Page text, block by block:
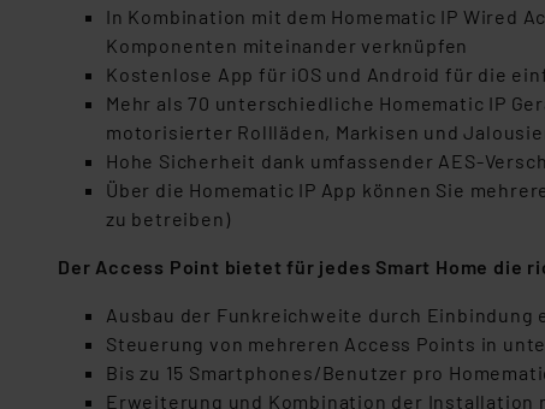
In Kombination mit dem Homematic IP Wired
Komponenten miteinander verknüpfen
Kostenlose App für iOS und Android für die
Mehr als 70 unterschiedliche Homematic IP
motorisierter Rollläden, Markisen und
Hohe Sicherheit dank umfassender AES-
Über die Homematic IP App können Sie
zu betreiben)
Der Access Point bietet für jedes Smart Home die
Ausbau der Funkreichweite durch Einbindung
Steuerung von mehreren Access Points in
Bis zu 15 Smartphones/Benutzer pro
Erweiterung und Kombination der Installation